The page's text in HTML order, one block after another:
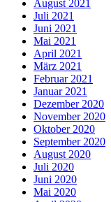
August 2021
Juli 2021
Juni 2021
Mai 2021
April 2021
März 2021
Februar 2021
Januar 2021
Dezember 2020
November 2020
Oktober 2020
September 2020
August 2020
Juli 2020
Juni 2020
Mai 2020